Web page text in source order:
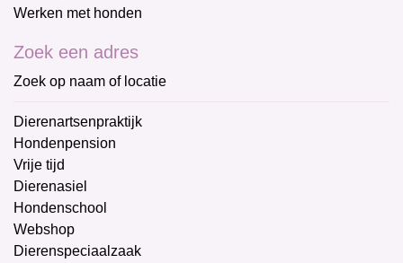
Werken met honden
Zoek een adres
Zoek op naam of locatie
Dierenartsenpraktijk
Hondenpension
Vrije tijd
Dierenasiel
Hondenschool
Webshop
Dierenspeciaalzaak